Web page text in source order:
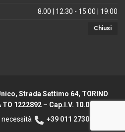
8.00 | 12.30 - 15.00 | 19.00
Chiusi
Strada Settimo 64, TORINO
1222892 – Cap.I.V. 10.000 €
necessità
+39 011 2730044